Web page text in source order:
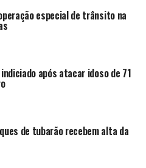
especial de trânsito na
após atacar idoso de 71
de tubarão recebem alta da